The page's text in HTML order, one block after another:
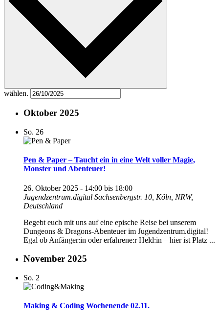
wählen.
Oktober 2025
So. 26
Pen & Paper – Taucht ein in eine Welt voller Magie,
Monster und Abenteuer!
26. Oktober 2025 - 14:00 bis 18:00
Jugendzentrum.digital Sachsenbergstr. 10, Köln, NRW,
Deutschland
Begebt euch mit uns auf eine epische Reise bei unserem
Dungeons & Dragons-Abenteuer im Jugendzentrum.digital!
Egal ob Anfänger:in oder erfahrene:r Held:in – hier ist Platz ...
November 2025
So. 2
Making & Coding Wochenende 02.11.